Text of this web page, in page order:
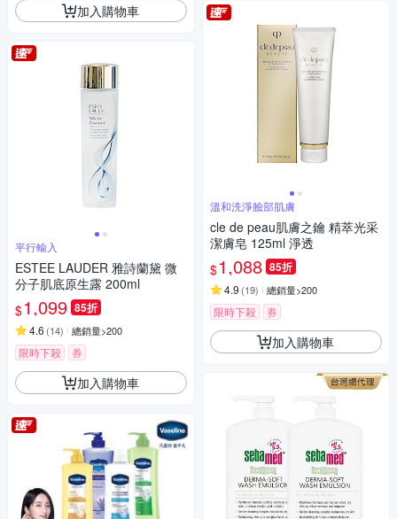
加入購物車
平行輸入
ESTEE LAUDER 雅詩蘭黛 微
分子肌底原生露 200ml
$1,099 85折
4.6 (14) 總銷量>200
限時下殺 券
加入購物車
溫和洗淨臉部肌膚
cle de peau肌膚之鑰 精萃光采
潔膚皂 125ml 淨透
$1,088 85折
4.9 (19) 總銷量>200
限時下殺 券
加入購物車